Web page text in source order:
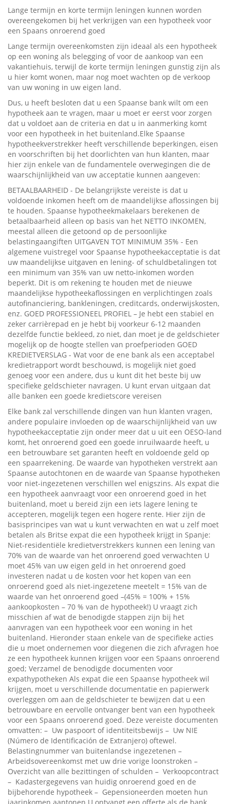
Lange termijn en korte termijn leningen kunnen worden
overeengekomen bij het verkrijgen van een hypotheek voor
een Spaans onroerend goed
Lange termijn overeenkomsten zijn ideaal als een hypotheek
op een woning als belegging of voor de aankoop van een
vakantiehuis, terwijl de korte termijn leningen gunstig zijn als
u hier komt wonen, maar nog moet wachten op de verkoop
van uw woning in uw eigen land.
Dus, u heeft besloten dat u een Spaanse bank wilt om een
hypotheek aan te vragen, maar u moet er eerst voor zorgen
dat u voldoet aan de criteria en dat u in aanmerking komt
voor een hypotheek in het buitenland.Elke Spaanse
hypotheekverstrekker heeft verschillende beperkingen, eisen
en voorschriften bij het doorlichten van hun klanten, maar
hier zijn enkele van de fundamentele overwegingen die de
waarschijnlijkheid van uw acceptatie kunnen aangeven:
BETAALBAARHEID - De belangrijkste vereiste is dat u
voldoende inkomen heeft om de maandelijkse aflossingen bij
te houden. Spaanse hypotheekmakelaars berekenen de
betaalbaarheid alleen op basis van het NETTO INKOMEN,
meestal alleen die getoond op de persoonlijke
belastingaangiften UITGAVEN TOT MINIMUM 35% - Een
algemene vuistregel voor Spaanse hypotheekacceptatie is dat
uw maandelijkse uitgaven en lening- of schuldbetalingen tot
een minimum van 35% van uw netto-inkomen worden
beperkt. Dit is om rekening te houden met de nieuwe
maandelijkse hypotheekaflossingen en verplichtingen zoals
autofinanciering, bankleningen, creditcards, onderwijskosten,
enz. GOED PROFESSIONEEL PROFIEL – Je hebt een stabiel en
zeker carrièrepad en je hebt bij voorkeur 6-12 maanden
dezelfde functie bekleed, zo niet, dan moet je de geldschieter
mogelijk op de hoogte stellen van proefperioden GOED
KREDIETVERSLAG - Wat voor de ene bank als een acceptabel
kredietrapport wordt beschouwd, is mogelijk niet goed
genoeg voor een andere, dus u kunt dit het beste bij uw
specifieke geldschieter navragen. U kunt ervan uitgaan dat
alle banken een goede kredietscore vereisen
Elke bank zal verschillende dingen van hun klanten vragen,
andere populaire invloeden op de waarschijnlijkheid van uw
hypotheekacceptatie zijn onder meer dat u uit een OESO-land
komt, het onroerend goed een goede inruilwaarde heeft, u
een betrouwbare set garanten heeft en voldoende geld op
een spaarrekening. De waarde van hypotheken verstrekt aan
Spaanse autochtonen en de waarde van Spaanse hypotheken
voor niet-ingezetenen verschillen wel enigszins. Als expat die
een hypotheek aanvraagt ​​voor een onroerend goed in het
buitenland, moet u bereid zijn een iets lagere lening te
accepteren, mogelijk tegen een hogere rente. Hier zijn de
basisprincipes van wat u kunt verwachten en wat u zelf moet
betalen als Britse expat die een hypotheek krijgt in Spanje:
Niet-residentiële kredietverstrekkers kunnen een lening van
70% van de waarde van het onroerend goed verwachten U
moet 45% van uw eigen geld in het onroerend goed
investeren nadat u de kosten voor het kopen van een
onroerend goed als niet-ingezetene meetelt = 15% van de
waarde van het onroerend goed –(45% = 100% + 15%
aankoopkosten – 70 % van de hypotheek!) U vraagt ​​zich
misschien af ​​wat de benodigde stappen zijn bij het
aanvragen van een hypotheek voor een woning in het
buitenland. Hieronder staan ​​enkele van de specifieke acties
die u moet ondernemen voor diegenen die zich afvragen hoe
ze een hypotheek kunnen krijgen voor een Spaans onroerend
goed; Verzamel de benodigde documenten voor
expathypotheken Als expat die een Spaanse hypotheek wil
krijgen, moet u verschillende documentatie en papierwerk
overleggen om aan de geldschieter te bewijzen dat u een
betrouwbare en eervolle ontvanger bent van een hypotheek
voor een Spaans onroerend goed. Deze vereiste documenten
omvatten: – Uw paspoort of identiteitsbewijs – Uw NIE
(Número de Identificación de Extranjero) oftewel.
Belastingnummer van buitenlandse ingezetenen –
Arbeidsovereenkomst met uw drie vorige loonstroken –
Overzicht van alle bezittingen of schulden – Verkoopcontract
– Kadastergegevens van huidig ​​onroerend goed en de
bijbehorende hypotheek – Gepensioneerden moeten hun